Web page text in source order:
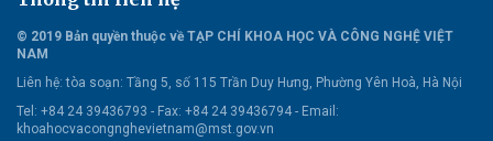
© 2019 Bản quyền thuộc về TẠP CHÍ KHOA HỌC VÀ CÔNG NGHỆ VIỆT
NAM
Liên hệ: tòa soạn: Tầng 5, số 115 Trần Duy Hưng, Phường Yên Hoà, Hà Nội
Tel: +84 24 39436793 - Fax: +84 24 39436794 - Email:
khoahocvacongnghevietnam@mst.gov.vn